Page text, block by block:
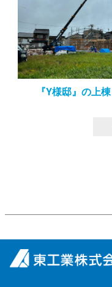
『Y様邸』の上棟